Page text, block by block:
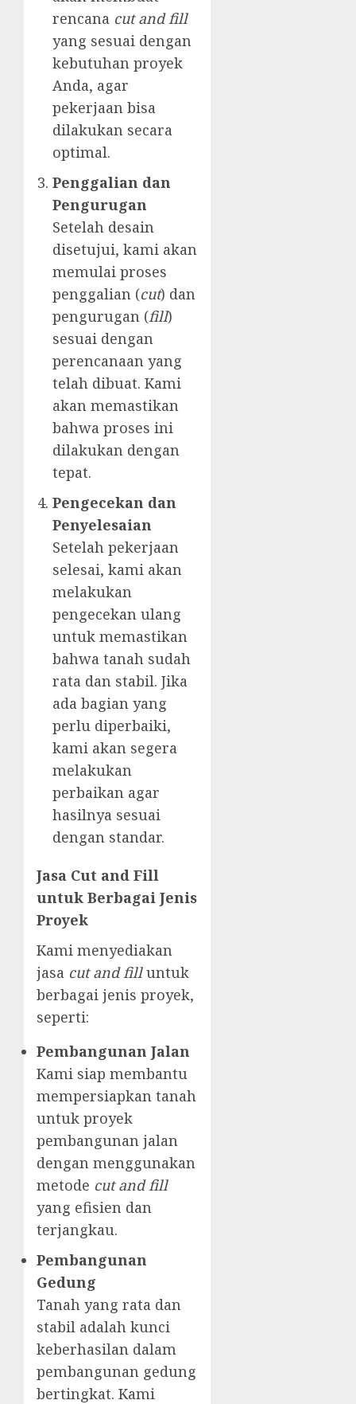
rencana cut and fill
yang sesuai dengan
kebutuhan proyek
Anda, agar
pekerjaan bisa
dilakukan secara
optimal.
Penggalian dan
Pengurugan
Setelah desain
disetujui, kami akan
memulai proses
penggalian (cut) dan
pengurugan (fill)
sesuai dengan
perencanaan yang
telah dibuat. Kami
akan memastikan
bahwa proses ini
dilakukan dengan
tepat.
Pengecekan dan
Penyelesaian
Setelah pekerjaan
selesai, kami akan
melakukan
pengecekan ulang
untuk memastikan
bahwa tanah sudah
rata dan stabil. Jika
ada bagian yang
perlu diperbaiki,
kami akan segera
melakukan
perbaikan agar
hasilnya sesuai
dengan standar.
Jasa Cut and Fill
untuk Berbagai Jenis
Proyek
Kami menyediakan
jasa cut and filluntuk
berbagai jenis proyek,
seperti:
Pembangunan Jalan
Kami siap membantu
mempersiapkan tanah
untuk proyek
pembangunan jalan
dengan menggunakan
metode cut and fill
yang efisien dan
terjangkau.
Pembangunan
Gedung
Tanah yang rata dan
stabil adalah kunci
keberhasilan dalam
pembangunan gedung
bertingkat. Kami